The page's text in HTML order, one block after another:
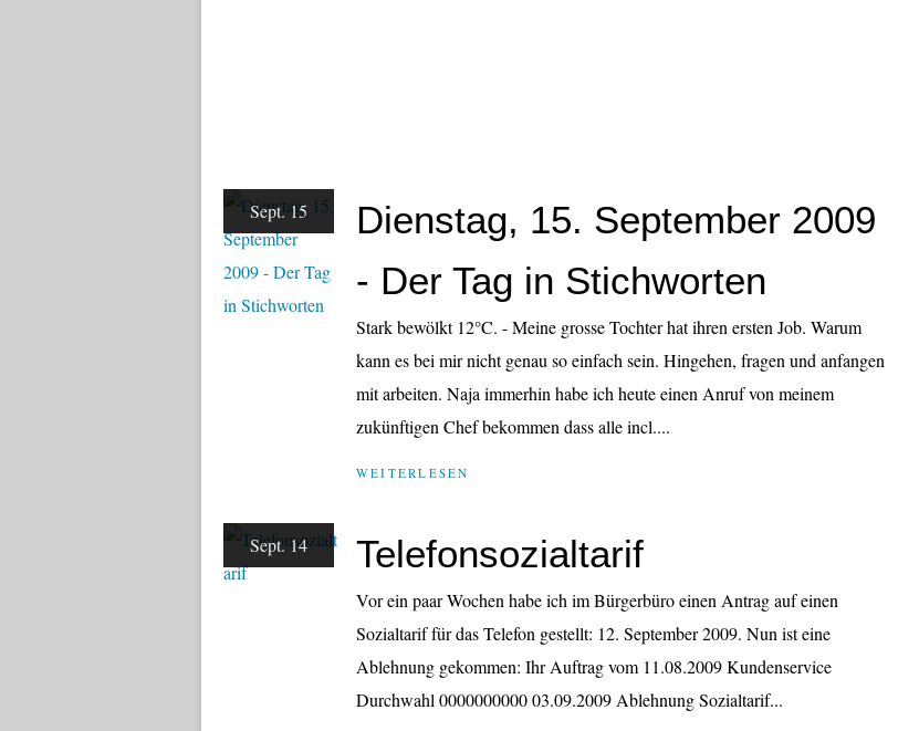
Sept. 15
Dienstag, 15. September 2009
- Der Tag in Stichworten
Stark bewölkt 12°C. - Meine grosse Tochter hat ihren ersten Job. Warum
kann es bei mir nicht genau so einfach sein. Hingehen, fragen und anfangen
mit arbeiten. Naja immerhin habe ich heute einen Anruf von meinem
zukünftigen Chef bekommen dass alle incl....
WEITERLESEN
Sept. 14 Telefonsozialtarif
Vor ein paar Wochen habe ich im Bürgerbüro einen Antrag auf einen
Sozialtarif für das Telefon gestellt: 12. September 2009. Nun ist eine
Ablehnung gekommen: Ihr Auftrag vom 11.08.2009 Kundenservice
Durchwahl 0000000000 03.09.2009 Ablehnung Sozialtarif...